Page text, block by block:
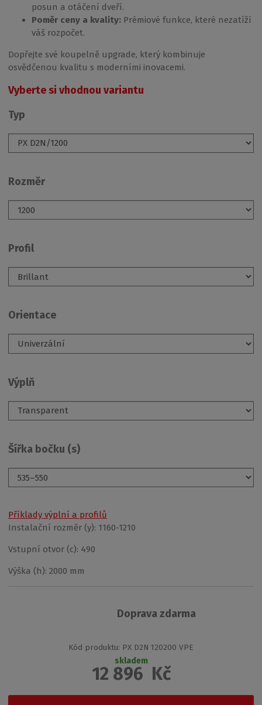
posun a otáčení dveří.
Poměr ceny a kvality: Prémiové funkce, které nezatíží
váš rozpočet.
Dopřejte své koupelně upgrade, který kombinuje
osvědčenou kvalitu s moderními inovacemi.
Vyberte si vhodnou variantu
Typ
Rozměr
Profil
Orientace
Výplň
Šířka bočku (s)
Příklady výplní a profilů
Instalační rozměr (y): 1160-1210
Vstupní otvor (c): 490
Výška (h): 2000 mm
Doprava zdarma
Kód produktu: PX D2N 120200 VPE
12 896 Kč
skladem